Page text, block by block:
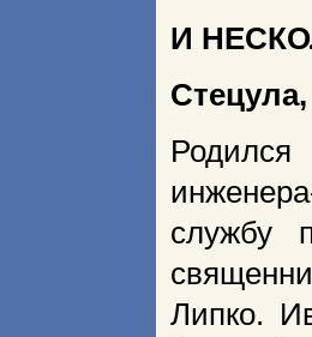
И
Родился
службу
Липко.